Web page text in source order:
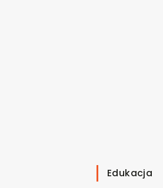
Edukacja